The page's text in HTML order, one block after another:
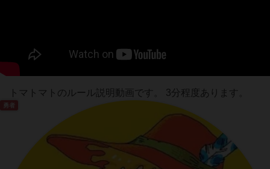
トマトマトのルール説明動画です。 3分程度あります。
勇者